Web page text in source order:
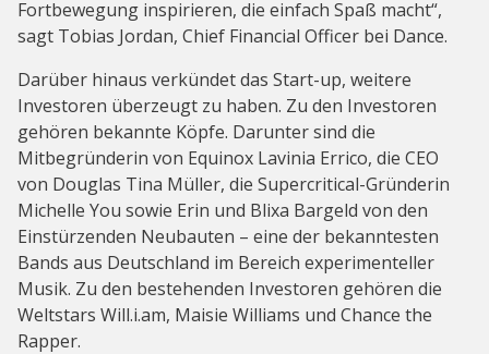
Fortbewegung inspirieren, die einfach Spaß macht“,
sagt Tobias Jordan, Chief Financial Officer bei Dance.
Darüber hinaus verkündet das Start-up, weitere
Investoren überzeugt zu haben. Zu den Investoren
gehören bekannte Köpfe. Darunter sind die
Mitbegründerin von Equinox Lavinia Errico, die CEO
von Douglas Tina Müller, die Supercritical-Gründerin
Michelle You sowie Erin und Blixa Bargeld von den
Einstürzenden Neubauten – eine der bekanntesten
Bands aus Deutschland im Bereich experimenteller
Musik. Zu den bestehenden Investoren gehören die
Weltstars Will.i.am, Maisie Williams und Chance the
Rapper.